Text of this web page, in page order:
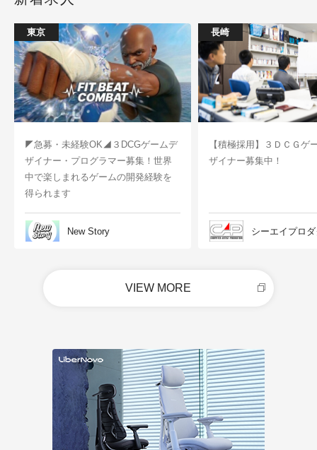
東京
◤急募・未経験OK◢３DCGゲームデ
ザイナー・プログラマー募集！世界
中で楽しまれるゲームの開発経験を
得られます
New Story
長崎
【積極採用】３ＤＣＧゲ
ザイナー募集中！
シーエイプロ
VIEW MORE